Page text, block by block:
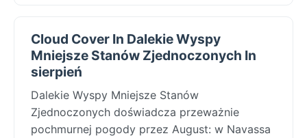
Cloud Cover In Dalekie Wyspy
Mniejsze Stanów Zjednoczonych In
sierpień
Dalekie Wyspy Mniejsze Stanów
Zjednoczonych doświadcza przeważnie
pochmurnej pogody przez August: w Navassa